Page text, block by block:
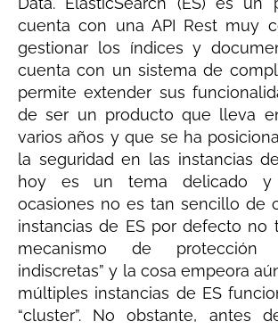
cuenta con una API Rest muy
gestionar los índices y
cuenta con un sistema de
permite extender sus
de ser un producto que lleva
varios años y que se ha
la seguridad en las instancias
hoy es un tema delicado y
ocasiones no es tan sencillo de
instancias de ES por defecto no
mecanismo de protección
indiscretas” y la cosa empeora
múltiples instancias de ES
“cluster”. No obstante, antes